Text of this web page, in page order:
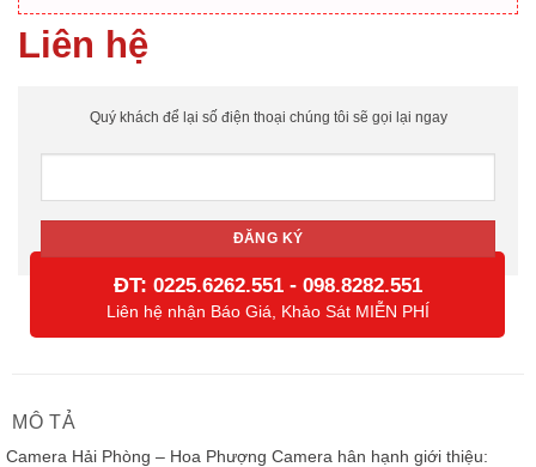
Liên hệ
Quý khách để lại số điện thoại chúng tôi sẽ gọi lại ngay
ĐT: 0225.6262.551 - 098.8282.551
Liên hệ nhận Báo Giá, Khảo Sát MIỄN PHÍ
MÔ TẢ
Camera Hải Phòng – Hoa Phượng Camera hân hạnh giới thiệu: